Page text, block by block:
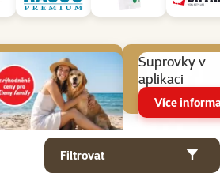
Suprovky v
aplikaci
Více
Filtrovat
a pochoutky pro psy